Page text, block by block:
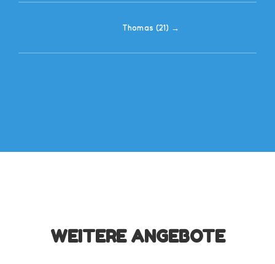
Thomas (21) →
WEITERE ANGEBOTE